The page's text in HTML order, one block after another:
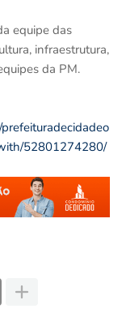
equipe das
infraestrutura,
da PM.
52801274280/